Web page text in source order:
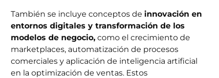
También se incluye conceptos de innovación en
entornos digitales y transformación de los
modelos de negocio, como el crecimiento de
marketplaces, automatización de procesos
comerciales y aplicación de inteligencia artificial
en la optimización de ventas. Estos